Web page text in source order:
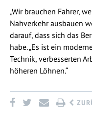
„Wir brauchen Fahrer,
Nahverkehr ausbauen
darauf, dass sich das
habe. „Es ist ein
Technik, verbesserten
höheren Löhnen.“